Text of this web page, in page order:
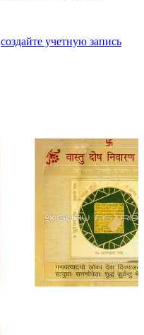
создайте учетную запись